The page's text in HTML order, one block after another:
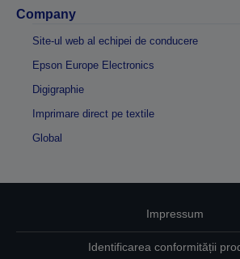
Company
Site-ul web al echipei de conducere
Epson Europe Electronics
Digigraphie
Imprimare direct pe textile
Global
Impressum
Identificarea conformității